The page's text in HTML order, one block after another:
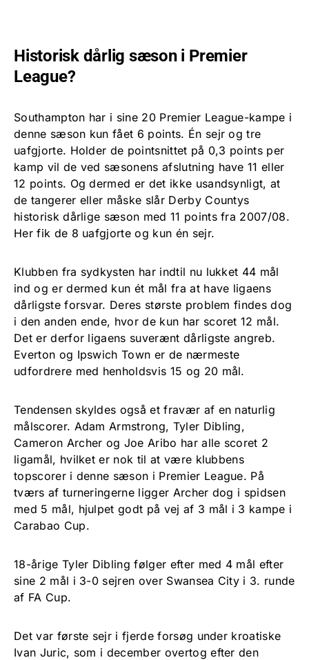
Historisk dårlig sæson i Premier
League?
Southampton har i sine 20 Premier League-kampe i
denne sæson kun fået 6 points. Én sejr og tre
uafgjorte. Holder de pointsnittet på 0,3 points per
kamp vil de ved sæsonens afslutning have 11 eller
12 points. Og dermed er det ikke usandsynligt, at
de tangerer eller måske slår Derby Countys
historisk dårlige sæson med 11 points fra 2007/08.
Her fik de 8 uafgjorte og kun én sejr.
Klubben fra sydkysten har indtil nu lukket 44 mål
ind og er dermed kun ét mål fra at have ligaens
dårligste forsvar. Deres største problem findes dog
i den anden ende, hvor de kun har scoret 12 mål.
Det er derfor ligaens suverænt dårligste angreb.
Everton og Ipswich Town er de nærmeste
udfordrere med henholdsvis 15 og 20 mål.
Tendensen skyldes også et fravær af en naturlig
målscorer. Adam Armstrong, Tyler Dibling,
Cameron Archer og Joe Aribo har alle scoret 2
ligamål, hvilket er nok til at være klubbens
topscorer i denne sæson i Premier League. På
tværs af turneringerne ligger Archer dog i spidsen
med 5 mål, hjulpet godt på vej af 3 mål i 3 kampe i
Carabao Cup.
18-årige Tyler Dibling følger efter med 4 mål efter
sine 2 mål i 3-0 sejren over Swansea City i 3. runde
af FA Cup.
Det var første sejr i fjerde forsøg under kroatiske
Ivan Juric, som i december overtog efter den